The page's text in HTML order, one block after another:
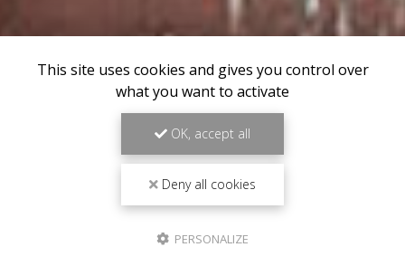
This site uses cookies and gives you control over
what you want to activate
OK, accept all
Deny all cookies
PERSONALIZE